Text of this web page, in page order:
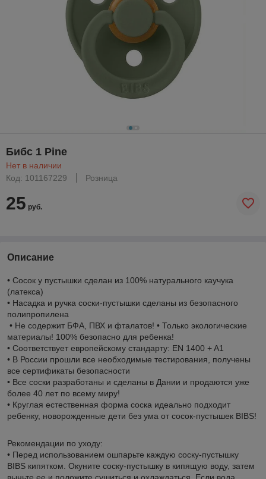
Бибс 1 Pine
Нет в наличии
Код: 101167229
Розница
25 руб.
Описание
• Сосок у пустышки сделан из 100% натурального каучука
(латекса)
• Насадка и ручка соски-пустышки сделаны из безопасного
полипропилена
• Не содержит БФА, ПВХ и фталатов! • Только экологические
материалы! 100% безопасно для ребенка!
• Соответствует европейскому стандарту: EN 1400 + A1
• В России прошли все необходимые тестирования, получены
все сертификаты безопасности
• Все соски разработаны и сделаны в Дании и продаются уже
более 40 лет по всему миру!
• Круглая естественная форма соска идеально подходит
ребенку, новорожденные дети без ума от сосок-пустышек BIBS!
Рекомендации по уходу:
• Перед использованием ошпарьте каждую соску-пустышку
BIBS кипятком. Окуните соску-пустышку в кипящую воду, затем
выньте ее и положите сушиться и охлаждаться. Если вода